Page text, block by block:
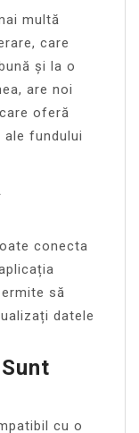
multă
care
și la o
are noi
oferă
fundului
conecta
să
datele
cu o